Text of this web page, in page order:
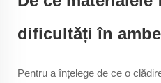
dificultăți în
Pentru a înțelege de ce o